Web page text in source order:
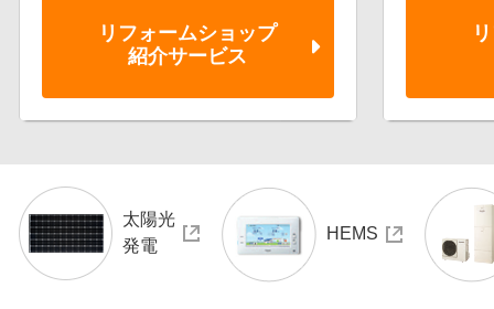
リフォームショップ
紹介サービス
太陽光
発電
HEMS